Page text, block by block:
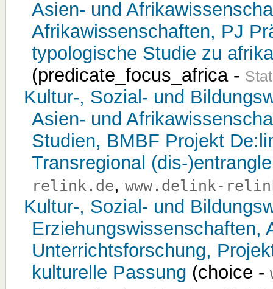
Asien- und
Afrikawissenschaften, PJ
typologische Studie zu
(predicate_focus_africa -
Kultur-, Sozial- und
Asien- und
Studien, BMBF Projekt
Transregional (dis-
relink.de, www.delink-
Kultur-, Sozial- und
Erziehungswissenschaften,
Unterrichtsforschung,
kulturelle Passung (choice -